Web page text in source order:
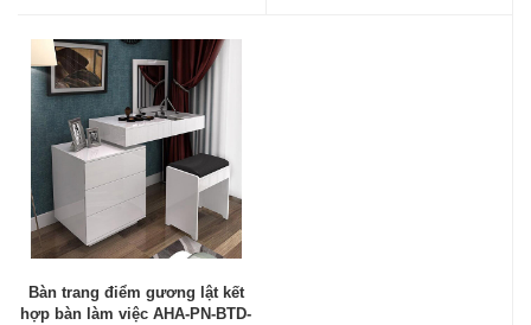
Bàn trang điểm gương lật kết
hợp bàn làm việc AHA-PN-BTD-